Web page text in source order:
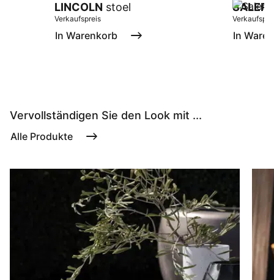
LINCOLN stoel
Verkaufspreis
In Warenkorb In
Vervollständigen Sie den Look mit ...
Alle Produkte